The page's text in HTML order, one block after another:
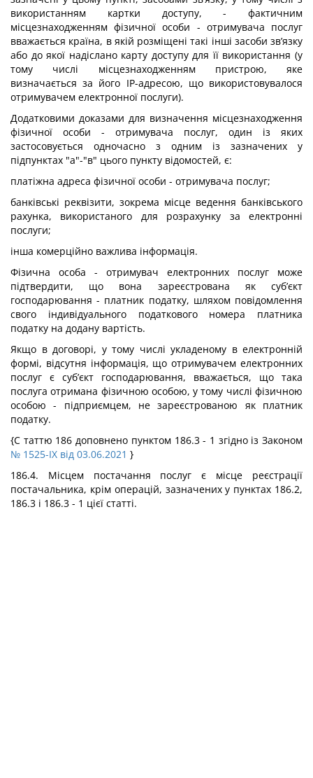
використанням картки доступу, - фактичним
місцезнаходженням фізичної особи - отримувача послуг
вважається країна, в якій розміщені такі інші засоби зв’язку
або до якої надіслано карту доступу для її використання (у
тому числі місцезнаходженням пристрою, яке
визначається за його IP-адресою, що використовувалося
отримувачем електронної послуги).
Додатковими доказами для визначення місцезнаходження
фізичної особи - отримувача послуг, один із яких
застосовується одночасно з одним із зазначених у
підпунктах "а"-"в" цього пункту відомостей, є:
платіжна адреса фізичної особи - отримувача послуг;
банківські реквізити, зокрема місце ведення банківського
рахунка, використаного для розрахунку за електронні
послуги;
інша комерційно важлива інформація.
Фізична особа - отримувач електронних послуг може
підтвердити, що вона зареєстрована як суб’єкт
господарювання - платник податку, шляхом повідомлення
свого індивідуального податкового номера платника
податку на додану вартість.
Якщо в договорі, у тому числі укладеному в електронній
формі, відсутня інформація, що отримувачем електронних
послуг є суб’єкт господарювання, вважається, що така
послуга отримана фізичною особою, у тому числі фізичною
особою - підприємцем, не зареєстрованою як платник
податку.
{С таттю 186 доповнено пунктом 186.3 - 1 згідно із Законом
№ 1525-IX від 03.06.2021 }
186.4. Місцем постачання послуг є місце реєстрації
постачальника, крім операцій, зазначених у пунктах 186.2,
186.3 і 186.3 - 1 цієї статті.